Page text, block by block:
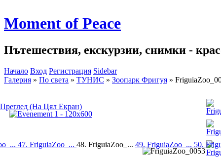
Moment of Peace
Пътешествия, екскурзии, снимки -
Начало Вход Регистрация Sidebar
Галерия » По света » ТУНИС » Зоопарк Фригуя »
Преглед (На Цял Екран)
47. FriguiaZoo_... 48. FriguiaZoo_... 49. FriguiaZoo_... 50.